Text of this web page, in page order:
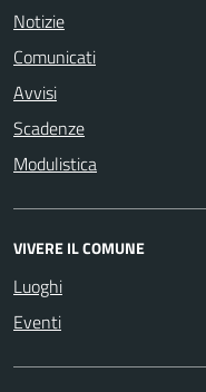
Notizie
Comunicati
Avvisi
Scadenze
Modulistica
VIVERE IL COMUNE
Luoghi
Eventi